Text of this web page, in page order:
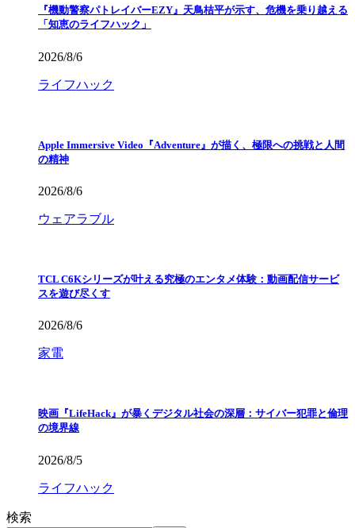
『機動警察パトレイバーEZY』天鳥桔平が示す、危機を乗り越える
「知恵のライフハック」
2026/8/6
ライフハック
Apple Immersive Video『Adventure』が描く、極限への挑戦と人間
の精神
2026/8/6
ウェアラブル
TCL C6Kシリーズが叶える究極のエンタメ体験：動画配信サービ
スを遊び尽くす
2026/8/6
家電
映画『LifeHack』が暴くデジタル社会の深層：サイバー犯罪と倫理
の境界線
2026/8/5
ライフハック
検索